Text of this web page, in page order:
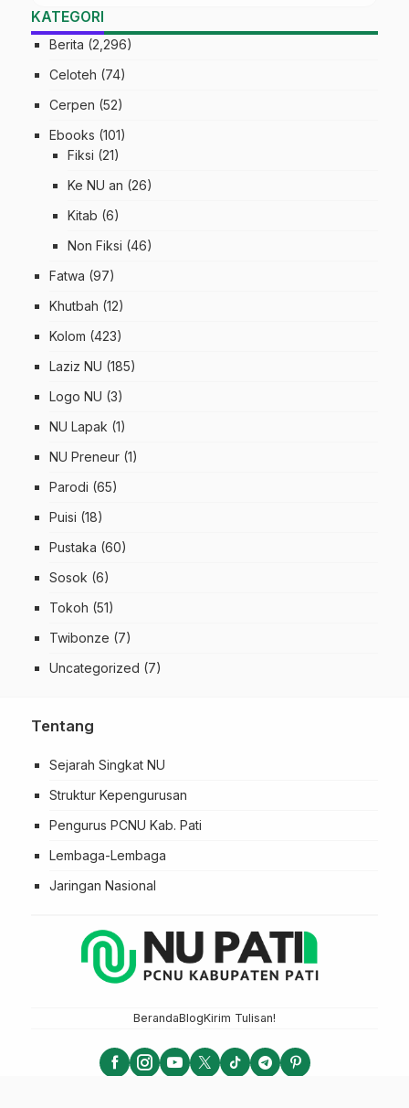
KATEGORI
Berita (2,296)
Celoteh (74)
Cerpen (52)
Ebooks (101)
Fiksi (21)
Ke NU an (26)
Kitab (6)
Non Fiksi (46)
Fatwa (97)
Khutbah (12)
Kolom (423)
Laziz NU (185)
Logo NU (3)
NU Lapak (1)
NU Preneur (1)
Parodi (65)
Puisi (18)
Pustaka (60)
Sosok (6)
Tokoh (51)
Twibonze (7)
Uncategorized (7)
Tentang
Sejarah Singkat NU
Struktur Kepengurusan
Pengurus PCNU Kab. Pati
Lembaga-Lembaga
Jaringan Nasional
BerandaBlogKirim Tulisan!